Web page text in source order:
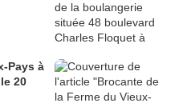
Pays à
20